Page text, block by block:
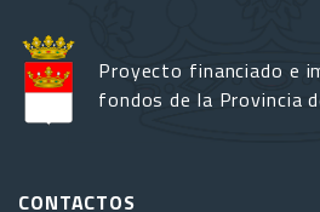
Proyecto financiado e
fondos de la Provincia
CONTACTOS